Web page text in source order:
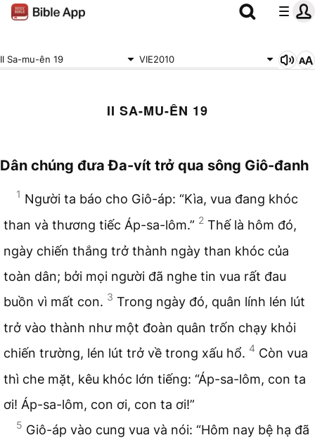
II Sa-mu-ên 19 VIE2010
II SA-MU-ÊN 19
Dân chúng đưa Đa-vít trở qua sông Giô-đanh
1 Người ta báo cho Giô-áp: “Kìa, vua đang khóc
than và thương tiếc Áp-sa-lôm.” 2 Thế là hôm đó,
ngày chiến thắng trở thành ngày than khóc của
toàn dân; bởi mọi người đã nghe tin vua rất đau
buồn vì mất con. 3 Trong ngày đó, quân lính lén lút
trở vào thành như một đoàn quân trốn chạy khỏi
chiến trường, lén lút trở về trong xấu hổ. 4 Còn vua
thì che mặt, kêu khóc lớn tiếng: “Áp-sa-lôm, con ta
ơi! Áp-sa-lôm, con ơi, con ta ơi!”
5 Giô-áp vào cung vua và nói: “Hôm nay bệ hạ đã